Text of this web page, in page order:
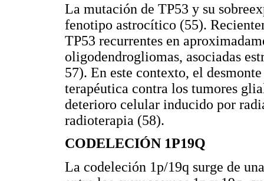
La mutación de TP53 y su
fenotipo astrocítico (55).
TP53 recurrentes en
oligodendrogliomas, asociadas
57). En este contexto, el
terapéutica contra los tumores
deterioro celular inducido por
radioterapia (58).
CODELECIÓN 1P19Q
La codeleción 1p/19q surge de